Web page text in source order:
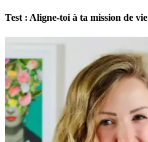
Test : Aligne-toi à ta mission de vie